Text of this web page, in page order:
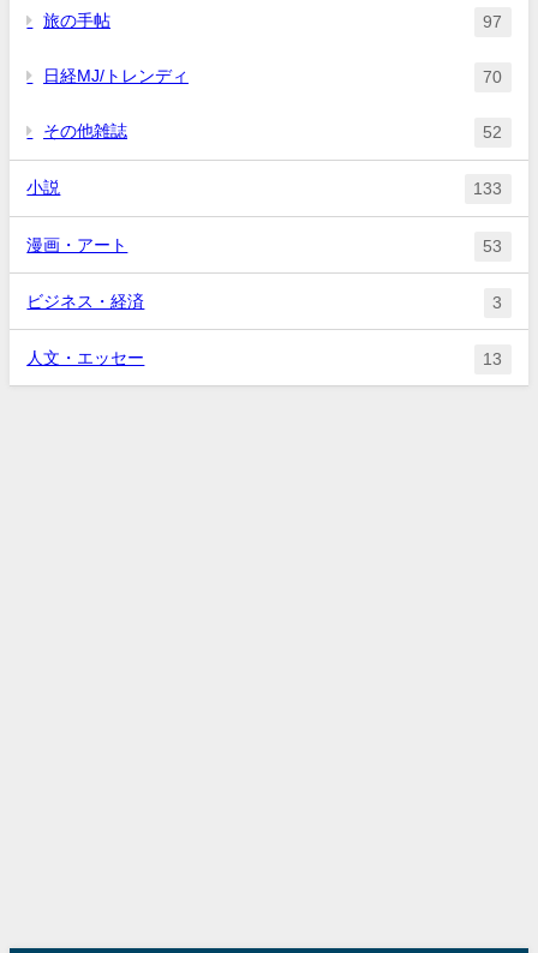
旅の手帖 97
日経MJ/トレンディ 70
その他雑誌 52
小説 133
漫画・アート 53
ビジネス・経済 3
人文・エッセー 13